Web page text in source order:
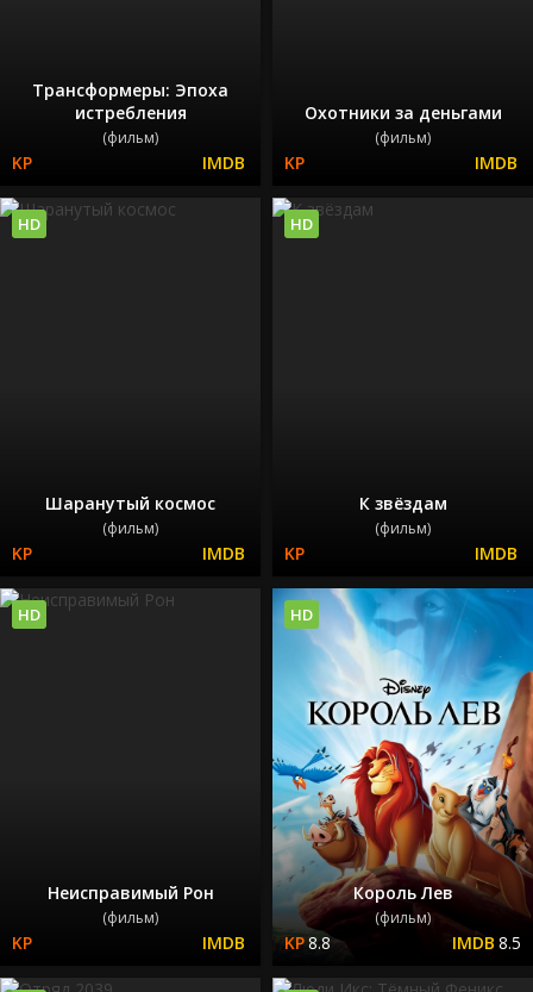
Трансформеры: Эпоха
истребления
(фильм)
Охотники за деньгами
(фильм)
Шаранутый космос
(фильм)
HD
К звёздам
(фильм)
HD
Неисправимый Рон
(фильм)
HD
Король Лев
(фильм)
8.8 8.5
HD